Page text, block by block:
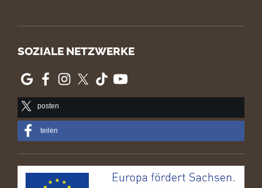
SOZIALE NETZWERKE
posten
teilen